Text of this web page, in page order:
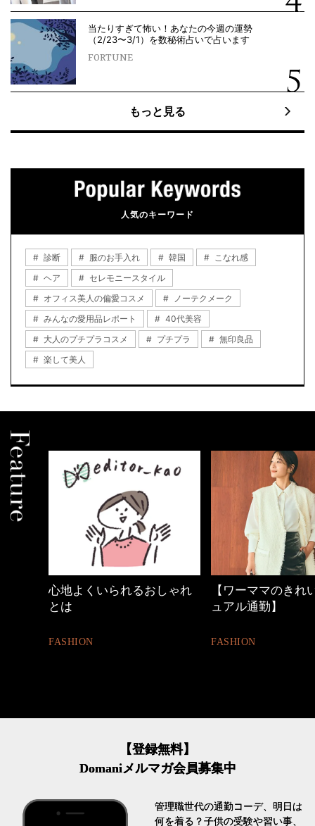
当たりすぎて怖い！あなたの今週の運勢
（2/23〜3/1）を数秘術占いで占います
FORTUNE
もっと見る
人気のキーワード
診断 服のお手入れ 韓国
こなれ感
ヘア
セレモニースタイル
オフィス美人の偏愛コスメ
ノーテクメーク
みんなの愛用品レポート
40代美容
大人のプチプラコスメ
プチプラ
無印良品
楽して美人
【ワーママのきれいめカジ
ュアル通勤】
FASHION
優木まおみさん「
割。」
LIFESTYLE
【登録無料】
Domaniメルマガ会員募集中
管理職世代の通勤コーデ、明日は
何を着る？子供の受験や習い事、